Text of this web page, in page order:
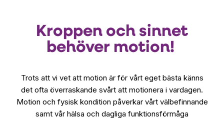
Kroppen och sinnet
behöver motion!
Trots att vi vet att motion är för vårt eget bästa känns
det ofta överraskande svårt att motionera i vardagen.
Motion och fysisk kondition påverkar vårt välbefinnande
samt vår hälsa och dagliga funktionsförmåga